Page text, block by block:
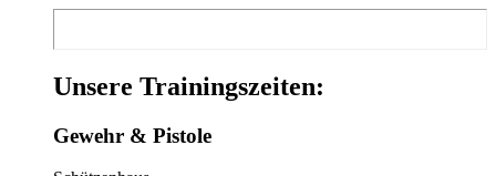
Unsere Trainingszeiten:
Gewehr & Pistole